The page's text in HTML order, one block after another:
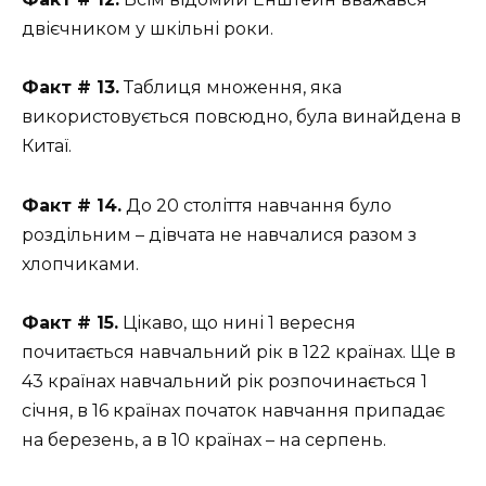
двієчником у шкільні роки.
Факт # 13.Таблиця множення, яка
використовується повсюдно, була винайдена в
Китаї.
Факт # 14. До 20 століття навчання було
роздільним – дівчата не навчалися разом з
хлопчиками.
Факт # 15. Цікаво, що нині 1 вересня
почитається навчальний рік в 122 країнах. Ще в
43 країнах навчальний рік розпочинається 1
січня, в 16 країнах початок навчання припадає
на березень, а в 10 країнах – на серпень.